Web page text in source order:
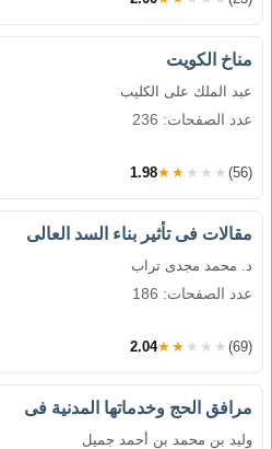
مناخ الكويت
عبد الملك على الكليب
عدد الصفحات: 236
1.98★★★★★ (56)
مقالات فى تأثير بناء السد العالى
د. محمد مجدى تراب
عدد الصفحات: 186
2.04★★★★★ (69)
مرافق الحج وخدماتها المدنية فى
وليد بن محمد بن أحمد جميل